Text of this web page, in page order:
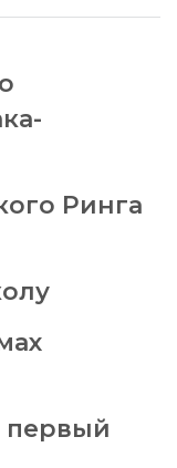
Ринга
первый